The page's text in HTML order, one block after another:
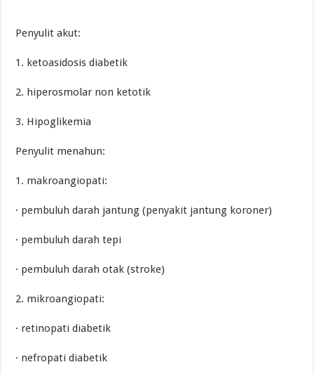
Penyulit akut:
1. ketoasidosis diabetik
2. hiperosmolar non ketotik
3. Hipoglikemia
Penyulit menahun:
1. makroangiopati:
· pembuluh darah jantung (penyakit jantung koroner)
· pembuluh darah tepi
· pembuluh darah otak (stroke)
2. mikroangiopati:
· retinopati diabetik
· nefropati diabetik